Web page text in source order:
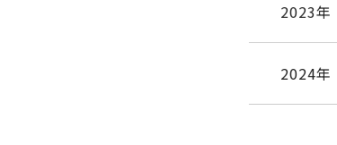
2023年
2024年